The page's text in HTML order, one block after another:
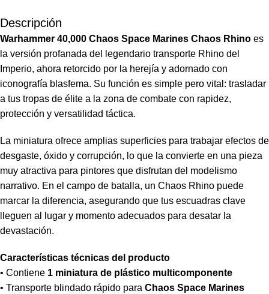
Descripción
Warhammer 40,000 Chaos Space Marines Chaos Rhino es
la versión profanada del legendario transporte Rhino del
Imperio, ahora retorcido por la herejía y adornado con
iconografía blasfema. Su función es simple pero vital: trasladar
a tus tropas de élite a la zona de combate con rapidez,
protección y versatilidad táctica.
La miniatura ofrece amplias superficies para trabajar efectos de
desgaste, óxido y corrupción, lo que la convierte en una pieza
muy atractiva para pintores que disfrutan del modelismo
narrativo. En el campo de batalla, un Chaos Rhino puede
marcar la diferencia, asegurando que tus escuadras clave
lleguen al lugar y momento adecuados para desatar la
devastación.
Características técnicas del producto
• Contiene 1 miniatura de plástico multicomponente
• Transporte blindado rápido para Chaos Space Marines